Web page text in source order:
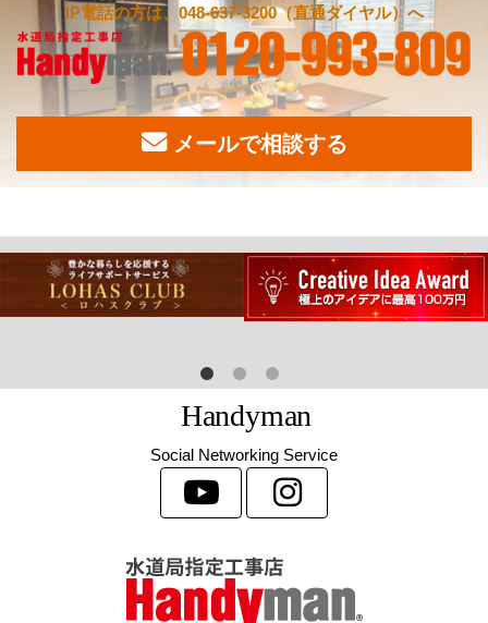
IP電話の方は、048-637-3200（直通ダイヤル）へ
メールで相談する
Handyman
Social Networking Service